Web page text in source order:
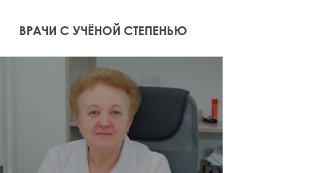
ВРАЧИ С УЧЁНОЙ СТЕПЕНЬЮ